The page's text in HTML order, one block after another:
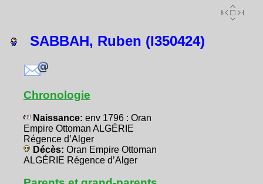
SABBAH, Ruben (I350424)
Chronologie
Naissance: env 1796 : Oran
Empire Ottoman ALGÉRIE
Régence d’Alger
Décès: Oran Empire Ottoman
ALGÉRIE Régence d’Alger